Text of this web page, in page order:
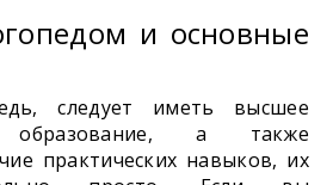
и основные
следует иметь высшее
образование, а также
практических навыков, их